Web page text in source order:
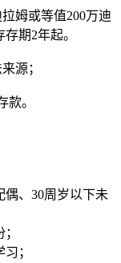
姆或等值200万迪
期2年起。
源；
款。
、30周岁以下未
；